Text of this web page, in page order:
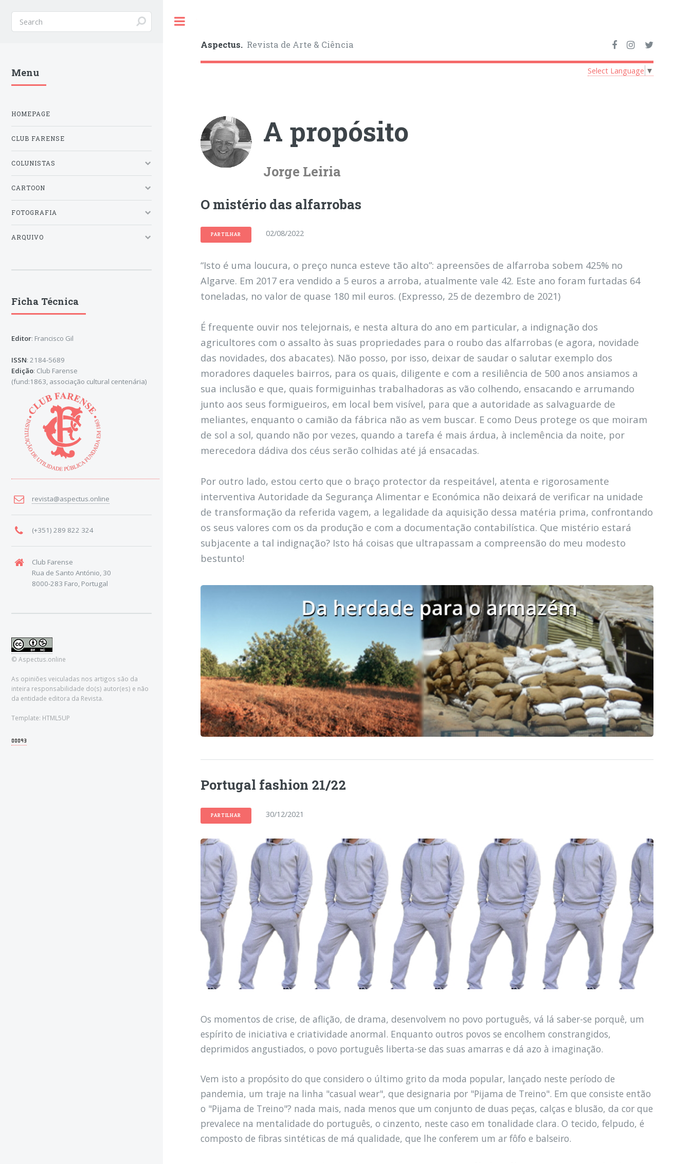
Aspectus. Revista de Arte & Ciência
Select Language ▼
A propósito
Jorge Leiria
O mistério das alfarrobas
PARTILHAR 02/08/2022
“Isto é uma loucura, o preço nunca esteve tão alto”: apreensões de alfarroba sobem 425% no
Algarve. Em 2017 era vendido a 5 euros a arroba, atualmente vale 42. Este ano foram furtadas 64
toneladas, no valor de quase 180 mil euros. (Expresso, 25 de dezembro de 2021)
É frequente ouvir nos telejornais, e nesta altura do ano em particular, a indignação dos
agricultores com o assalto às suas propriedades para o roubo das alfarrobas (e agora, novidade
das novidades, dos abacates). Não posso, por isso, deixar de saudar o salutar exemplo dos
moradores daqueles bairros, para os quais, diligente e com a resiliência de 500 anos ansiamos a
sua inclusão e que, quais formiguinhas trabalhadoras as vão colhendo, ensacando e arrumando
junto aos seus formigueiros, em local bem visível, para que a autoridade as salvaguarde de
meliantes, enquanto o camião da fábrica não as vem buscar. E como Deus protege os que moiram
de sol a sol, quando não por vezes, quando a tarefa é mais árdua, à inclemência da noite, por
merecedora dádiva dos céus serão colhidas até já ensacadas.
Por outro lado, estou certo que o braço protector da respeitável, atenta e rigorosamente
interventiva Autoridade da Segurança Alimentar e Económica não deixará de verificar na unidade
de transformação da referida vagem, a legalidade da aquisição dessa matéria prima, confrontando
os seus valores com os da produção e com a documentação contabilística. Que mistério estará
subjacente a tal indignação? Isto há coisas que ultrapassam a compreensão do meu modesto
bestunto!
Portugal fashion 21/22
PARTILHAR 30/12/2021
Os momentos de crise, de aflição, de drama, desenvolvem no povo português, vá lá saber-se porquê, um
espírito de iniciativa e criatividade anormal. Enquanto outros povos se encolhem constrangidos,
deprimidos angustiados, o povo português liberta-se das suas amarras e dá azo à imaginação.
Vem isto a propósito do que considero o último grito da moda popular, lançado neste período de
pandemia, um traje na linha "casual wear", que designaria por "Pijama de Treino". Em que consiste então
o "Pijama de Treino"? nada mais, nada menos que um conjunto de duas peças, calças e blusão, da cor que
prevalece na mentalidade do português, o cinzento, neste caso em tonalidade clara. O tecido, felpudo, é
composto de fibras sintéticas de má qualidade, que lhe conferem um ar fôfo e balseiro.
Menu
HOMEPAGE
CLUB FARENSE
COLUNISTAS
CARTOON
FOTOGRAFIA
ARQUIVO
Ficha Técnica
Editor: Francisco Gil
ISSN: 2184-5689
Edição: Club Farense
(fund:1863, associação cultural centenária)
revista@aspectus.online
(+351) 289 822 324
Club Farense
Rua de Santo António, 30
8000-283 Faro, Portugal
© Aspectus.online
As opiniões veiculadas nos artigos são da
inteira responsabilidade do(s) autor(es) e não
da entidade editora da Revista.
Template: HTML5UP